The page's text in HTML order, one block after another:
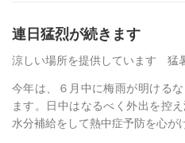
連日猛烈が続きます
涼しい場所を提供しています 猛
今年は、６月中に梅雨が明ける
ます。日中はなるべく外出を控
水分補給をして熱中症予防を心が